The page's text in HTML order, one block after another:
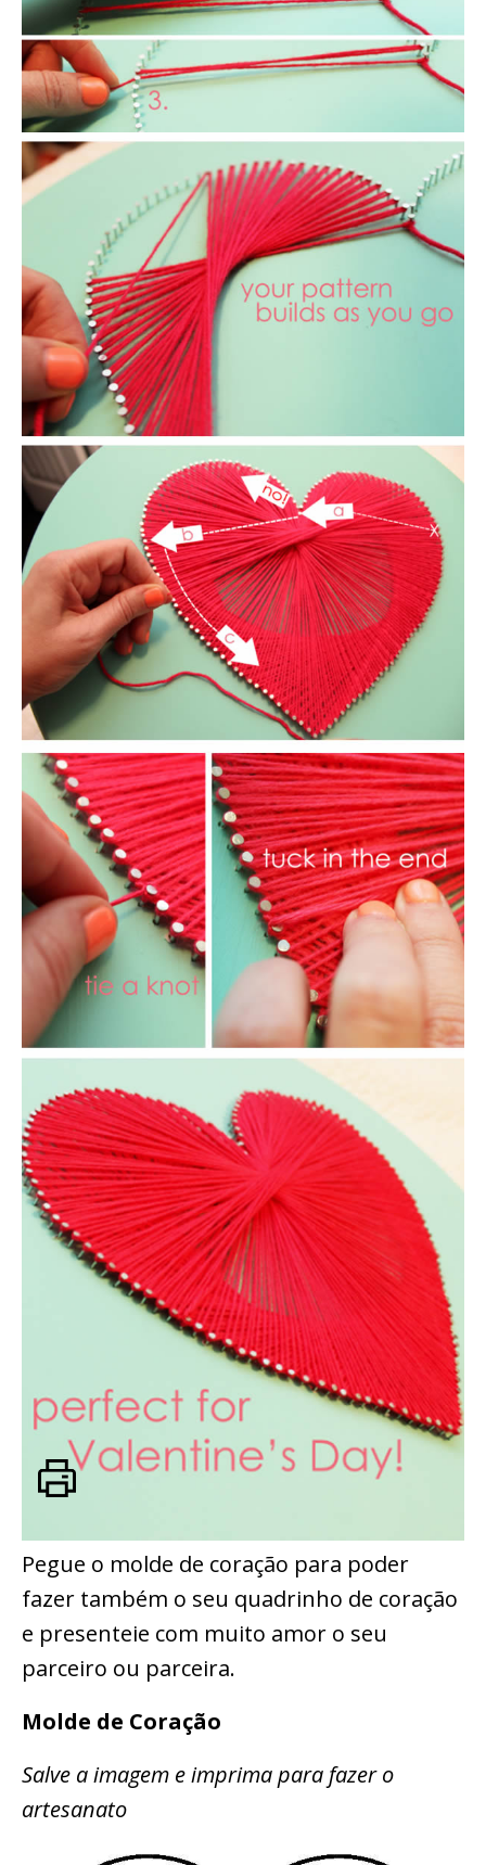
Pegue o molde de coração para poder
fazer também o seu quadrinho de coração
e presenteie com muito amor o seu
parceiro ou parceira.
Molde de Coração
Salve a imagem e imprima para fazer o
artesanato